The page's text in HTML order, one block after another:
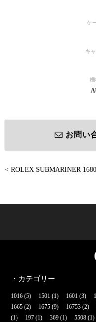
ケ
キ
機
お問い
< ROLEX SUBMARINER
・カテゴリー
1016 (5) 1501 (1) 1601 (3)
1665 (2) 1675 (9) 16753 (2)
(1)
197 (1) 369 (1) 5508 (1)